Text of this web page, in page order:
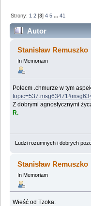
Strony: 1 2 [3]4 5 ...41
Autor
dzieje (Przeczytany
Stanisław Remuszko
In Memoriam
Polecm .chmurze w tym
Z dobrymi agnostycznymi
R.
Ludzi rozumnych i dobrych
Stanisław Remuszko
In Memoriam
Wieść od Tzoka: